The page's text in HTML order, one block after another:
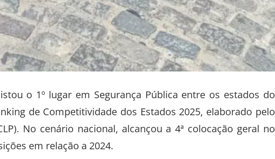
o 1º lugar em Segurança Pública entre os estados do
de Competitividade dos Estados 2025, elaborado pelo
No cenário nacional, alcançou a 4ª colocação geral no
em relação a 2024.